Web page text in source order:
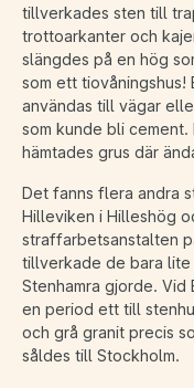
tillverkades sten till
trottoarkanter och
slängdes på en hög
som ett
användas till vägar
som kunde bli
hämtades grus där
Det fanns flera andra
Hilleviken i Hilleshög
straffarbetsanstalten
tillverkade de bara lite
Stenhamra gjorde. Vid
en period ett till
och grå granit precis
såldes till Stockholm.